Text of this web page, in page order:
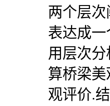
两个层
表达成
用层次
算桥梁
观评价.